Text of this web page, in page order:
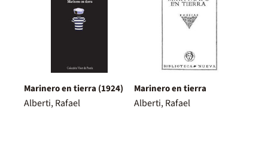
Marinero en tierra (1924)
Alberti, Rafael
Marinero en tierra
Alberti, Rafael